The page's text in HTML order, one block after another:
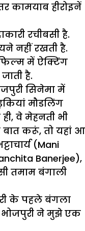
कामयाब हीरोइनें
रचीबसी है.
नहीं रखती है.
में ऐक्टिंग
है.
सिनेमा में
मौडलिंग
वे मेहनती भी
बात करूं, तो यहां आ
(Mani
Banerjee),
तमाम बंगाली
के पहले बंगला
भोजपुरी ने मुझे एक